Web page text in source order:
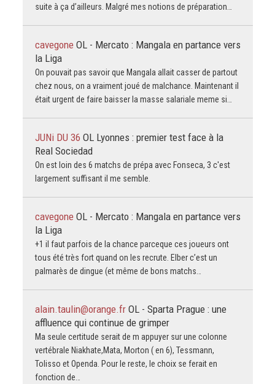
suite à ça d’ailleurs. Malgré mes notions de préparation…
cavegone OL - Mercato : Mangala en partance vers
la Liga
On pouvait pas savoir que Mangala allait casser de partout
chez nous, on a vraiment joué de malchance. Maintenant il
était urgent de faire baisser la masse salariale meme si…
JUNi DU 36 OL Lyonnes : premier test face à la
Real Sociedad
On est loin des 6 matchs de prépa avec Fonseca, 3 c'est
largement suffisant il me semble.
cavegone OL - Mercato : Mangala en partance vers
la Liga
+1 il faut parfois de la chance parceque ces joueurs ont
tous été très fort quand on les recrute. Elber c’est un
palmarès de dingue (et même de bons matchs…
alain.taulin@orange.fr OL - Sparta Prague : une
affluence qui continue de grimper
Ma seule certitude serait de m appuyer sur une colonne
vertébrale Niakhate,Mata, Morton ( en 6), Tessmann,
Tolisso et Openda. Pour le reste, le choix se ferait en
fonction de…